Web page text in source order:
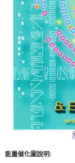
付款後門市自取
免運費
能量催化圖說明: